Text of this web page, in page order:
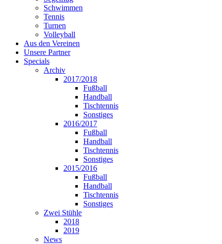
Schwimmen
Tennis
Turnen
Volleyball
Aus den Vereinen
Unsere Partner
Specials
Archiv
2017/2018
Fußball
Handball
Tischtennis
Sonstiges
2016/2017
Fußball
Handball
Tischtennis
Sonstiges
2015/2016
Fußball
Handball
Tischtennis
Sonstiges
Zwei Stühle
2018
2019
News